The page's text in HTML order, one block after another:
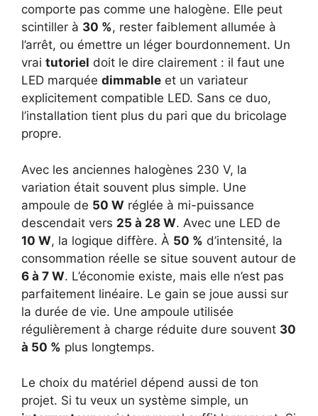
comporte pas comme une halogène. Elle peut
scintiller à 30 %, rester faiblement allumée à
l’arrêt, ou émettre un léger bourdonnement. Un
vrai tutoriel doit le dire clairement : il faut une
LED marquée dimmable et un variateur
explicitement compatible LED. Sans ce duo,
l’installation tient plus du pari que du bricolage
propre.
Avec les anciennes halogènes 230 V, la
variation était souvent plus simple. Une
ampoule de 50 W réglée à mi-puissance
descendait vers 25 à 28 W. Avec une LED de
10 W, la logique diffère. À 50 % d’intensité, la
consommation réelle se situe souvent autour de
6 à 7 W. L’économie existe, mais elle n’est pas
parfaitement linéaire. Le gain se joue aussi sur
la durée de vie. Une ampoule utilisée
régulièrement à charge réduite dure souvent 30
à 50 % plus longtemps.
Le choix du matériel dépend aussi de ton
projet. Si tu veux un système simple, un